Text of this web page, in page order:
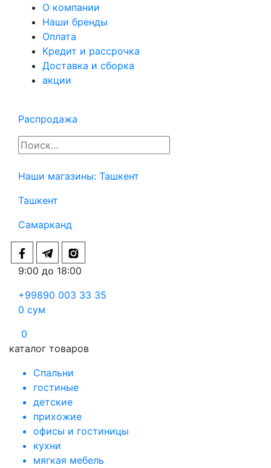
О компании
Наши бренды
Оплата
Кредит и рассрочка
Доставка и сборка
акции
Распродажа
Наши магазины: Ташкент
Ташкент
Самарканд
9:00 до 18:00
+99890 003 33 35
0 сум
0
каталог товаров
Спальни
гостиные
детские
прихожие
офисы и гостиницы
кухни
мягкая мебель